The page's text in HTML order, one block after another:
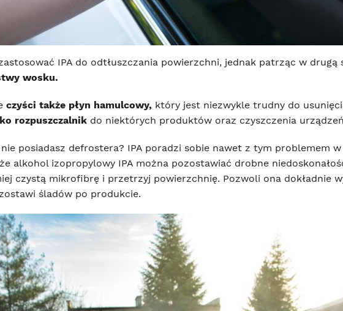
IPA do odtłuszczania powierzchni, jednak patrząc w
wosku.
czyści także płyn hamulcowy, który jest niezwykle trudny do
rozpuszczalnik do niektórych produktów oraz czyszczenia
posiadasz defrostera? IPA poradzi sobie nawet z tym problemem
alkohol izopropylowy IPA można pozostawiać drobne
czystą mikrofibrę i przetrzyj powierzchnię. Pozwoli ona dokładnie
śladów po produkcie.